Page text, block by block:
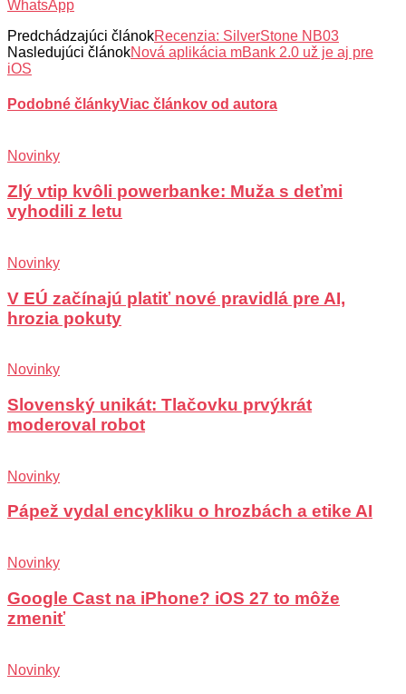
WhatsApp
Predchádzajúci článokRecenzia: SilverStone NB03
Nasledujúci článokNová aplikácia mBank 2.0 už je aj pre
iOS
Podobné článkyViac článkov od autora
Novinky
Zlý vtip kvôli powerbanke: Muža s deťmi
vyhodili z letu
Novinky
V EÚ začínajú platiť nové pravidlá pre AI,
hrozia pokuty
Novinky
Slovenský unikát: Tlačovku prvýkrát
moderoval robot
Novinky
Pápež vydal encykliku o hrozbách a etike AI
Novinky
Google Cast na iPhone? iOS 27 to môže
zmeniť
Novinky